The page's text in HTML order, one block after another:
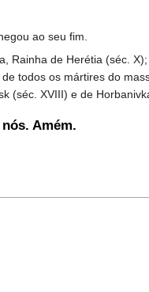
ao seu fim.
Rainha de Herétia (séc.
todos os mártires do
(séc. XVIII) e de
Amém.